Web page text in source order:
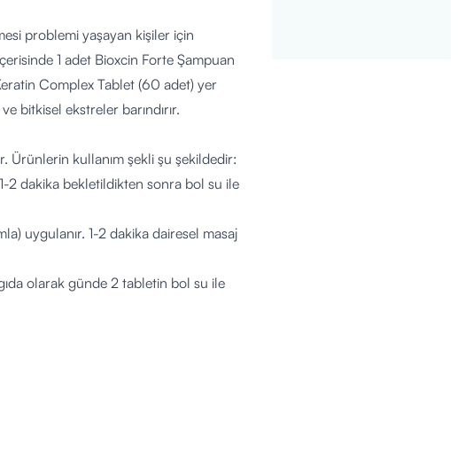
problemi yaşayan kişiler için
1 adet Bioxcin Forte Şampuan
Complex Tablet (60 adet) yer
bitkisel ekstreler barındırır.
Ürünlerin kullanım şekli şu şekildedir:
2 dakika bekletildikten sonra bol su ile
uygulanır. 1-2 dakika dairesel masaj
olarak günde 2 tabletin bol su ile